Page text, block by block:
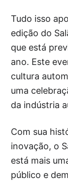
Tudo isso
edição do
que está
ano. Este
cultura
uma
da indústria
Com sua
inovação, o
está mais
público e